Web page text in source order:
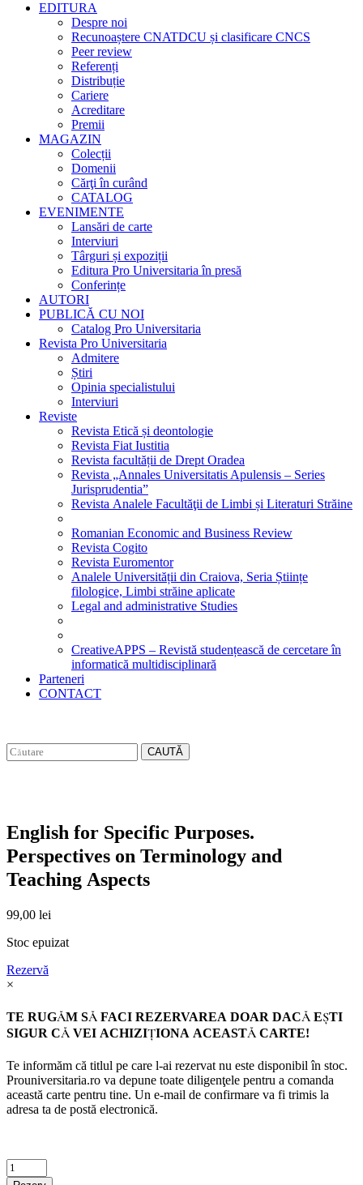
EDITURA
Despre noi
Recunoaștere CNATDCU și clasificare CNCS
Peer review
Referenți
Distribuție
Cariere
Acreditare
Premii
MAGAZIN
Colecții
Domenii
Cărţi în curând
CATALOG
EVENIMENTE
Lansări de carte
Interviuri
Târguri și expoziții
Editura Pro Universitaria în presă
Conferințe
AUTORI
PUBLICĂ CU NOI
Catalog Pro Universitaria
Revista Pro Universitaria
Admitere
Știri
Opinia specialistului
Interviuri
Reviste
Revista Etică și deontologie
Revista Fiat Iustitia
Revista facultății de Drept Oradea
Revista „Annales Universitatis Apulensis – Series
Jurisprudentia”
Revista Analele Facultăţii de Limbi și Literaturi Străine
Romanian Economic and Business Review
Revista Cogito
Revista Euromentor
Analele Universității din Craiova, Seria Științe
filologice, Limbi străine aplicate
Legal and administrative Studies
CreativeAPPS – Revistă studențească de cercetare în
informatică multidisciplinară
Parteneri
CONTACT
CAUTĂ
English for Specific Purposes.
Perspectives on Terminology and
Teaching Aspects
99,00 lei
Stoc epuizat
Rezervă
×
TE RUGĂM SĂ FACI REZERVAREA DOAR DACĂ EŞTI
SIGUR CĂ VEI ACHIZIŢIONA ACEASTĂ CARTE!
Te informăm că titlul pe care l-ai rezervat nu este disponibil în stoc.
Prouniversitaria.ro va depune toate diligenţele pentru a comanda
această carte pentru tine. Un e-mail de confirmare va fi trimis la
adresa ta de postă electronică.
Criminalistica
quantity